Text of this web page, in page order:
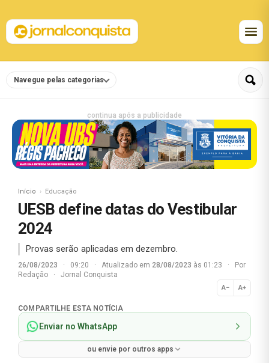
Navegue pelas categorias
continua após a publicidade
Início Educação
UESB define datas do Vestibular
2024
Provas serão aplicadas em dezembro.
26/08/2023 · 09:20 · Atualizado em 28/08/2023 às 01:23 ·
Por
Redação
· Jornal Conquista
A− A+
Normal
COMPARTILHE ESTA NOTÍCIA
Enviar no WhatsApp
ou envie por outros apps